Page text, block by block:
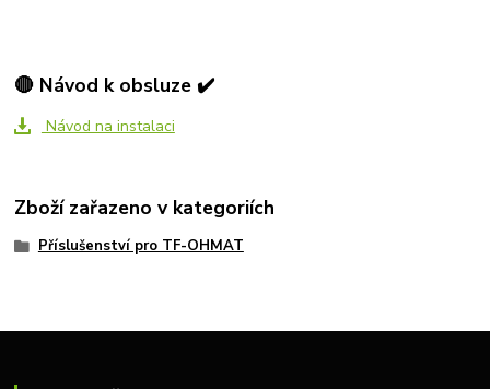
🔴 Návod k obsluze ✔️
Návod na instalaci
Zboží zařazeno v kategoriích
Příslušenství pro TF-OHMAT